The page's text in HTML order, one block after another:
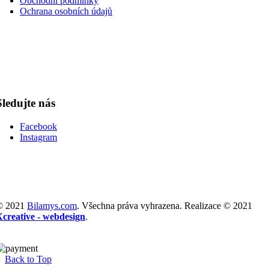
Ochrana osobních údajů
nás
Facebook
Instagram
2021 Bilamys.com. Všechna práva vyhrazena. Realizace © 2021
- webdesign.
Back to Top